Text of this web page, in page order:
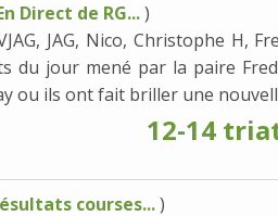
Direct de RG...)
JAG, Nico, Christophe H,
du jour mené par la paire
ou ils ont fait briller une
12-14
courses...)